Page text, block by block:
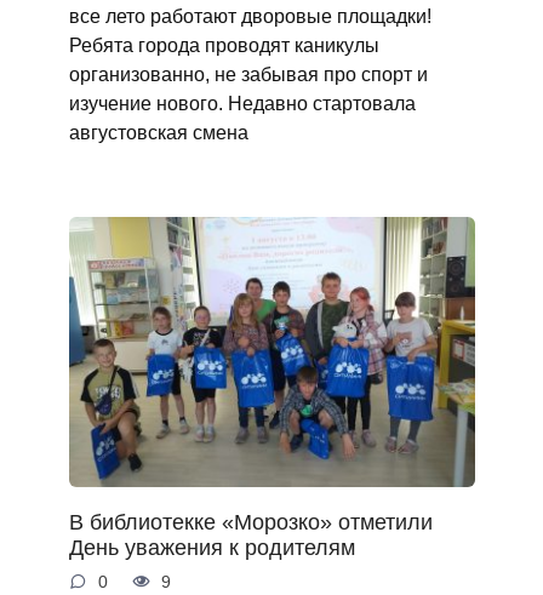
все лето работают дворовые площадки!
Ребята города проводят каникулы
организованно, не забывая про спорт и
изучение нового. Недавно стартовала
августовская смена
В библиотекке «Морозко» отметили
День уважения к родителям
0 9